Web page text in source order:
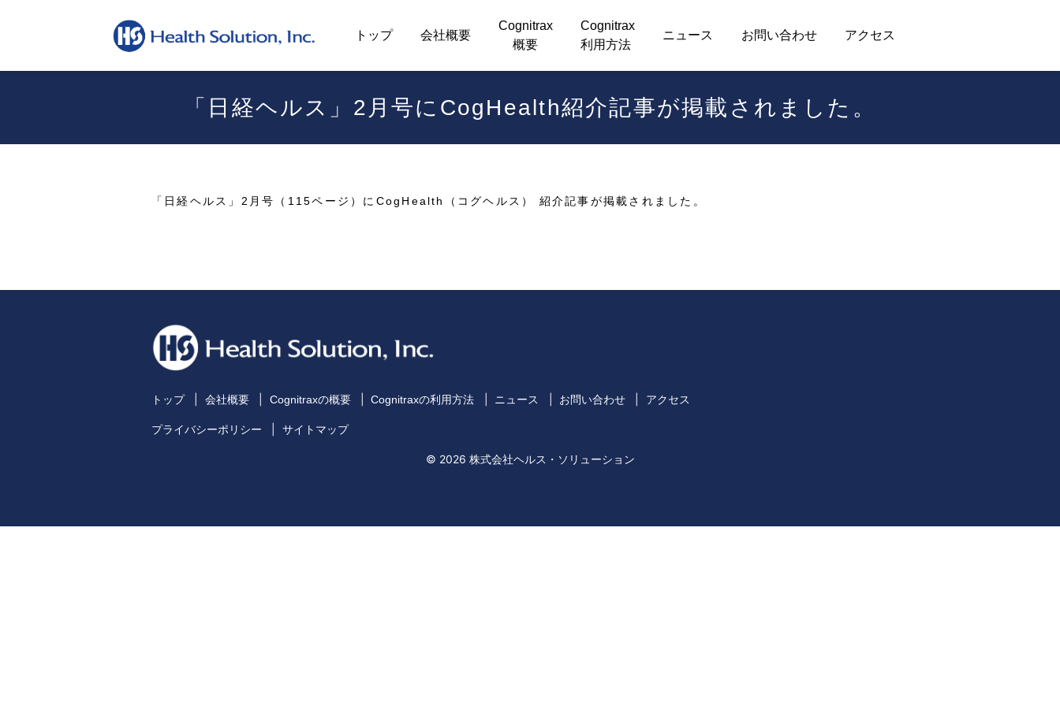
トップ 会社概要
Cognitrax
概要
Cognitrax
利用方法
ニュース お問い合わせ アクセス
「日経ヘルス」2月号にCogHealth紹介記事が掲載されました。
「日経ヘルス」2月号（115ページ）にCogHealth（コグヘルス） 紹介記事が掲載されました。
トップ 会社概要 Cognitraxの概要 Cognitraxの利用方法 ニュース お問い合わせ アクセス
プライバシーポリシー サイトマップ
© 2026 株式会社ヘルス・ソリューション